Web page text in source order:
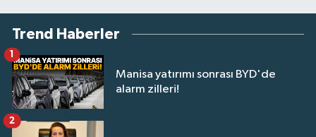
Trend Haberler
Manisa yatırımı sonrası BYD'de
alarm zilleri!
1
2